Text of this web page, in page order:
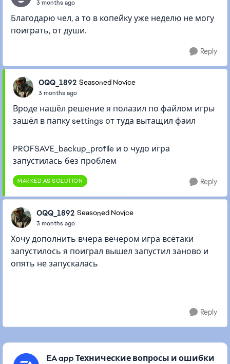
3 months ago
Благодарю чел, а то в копейку уже неделю не могу
поиграть, от души.
Reply
OQQ_1892 Seasoned Novice
3 months ago
Вроде нашёл решение я полазил по файлом игры
зашёл в папку settings от туда вытащил фаил
PROFSAVE_backup_profile и о чудо игра
запустилась без проблем
MARKED AS SOLUTION Reply
OQQ_1892 Seasoned Novice
3 months ago
Хочу дополнить вчера вечером игра всётаки
запустилось я поиграл вышел запустил заново и
опять не запускалась
Reply
Featured Places
EA app Технические вопросы и ошибки